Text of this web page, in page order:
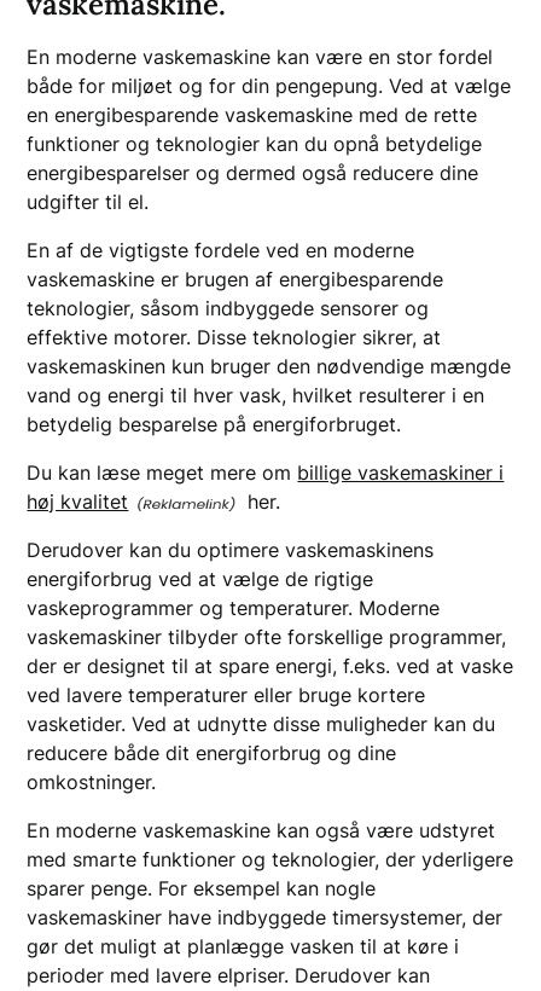
En moderne vaskemaskine kan være en stor fordel
både for miljøet og for din pengepung. Ved at vælge
en energibesparende vaskemaskine med de rette
funktioner og teknologier kan du opnå betydelige
energibesparelser og dermed også reducere dine
udgifter til el.
En af de vigtigste fordele ved en moderne
vaskemaskine er brugen af energibesparende
teknologier, såsom indbyggede sensorer og
effektive motorer. Disse teknologier sikrer, at
vaskemaskinen kun bruger den nødvendige mængde
vand og energi til hver vask, hvilket resulterer i en
betydelig besparelse på energiforbruget.
Du kan læse meget mere om billige vaskemaskiner i
høj kvalitet
her.
Derudover kan du optimere vaskemaskinens
energiforbrug ved at vælge de rigtige
vaskeprogrammer og temperaturer. Moderne
vaskemaskiner tilbyder ofte forskellige programmer,
der er designet til at spare energi, f.eks. ved at vaske
ved lavere temperaturer eller bruge kortere
vasketider. Ved at udnytte disse muligheder kan du
reducere både dit energiforbrug og dine
omkostninger.
En moderne vaskemaskine kan også være udstyret
med smarte funktioner og teknologier, der yderligere
sparer penge. For eksempel kan nogle
vaskemaskiner have indbyggede timersystemer, der
gør det muligt at planlægge vasken til at køre i
perioder med lavere elpriser. Derudover kan